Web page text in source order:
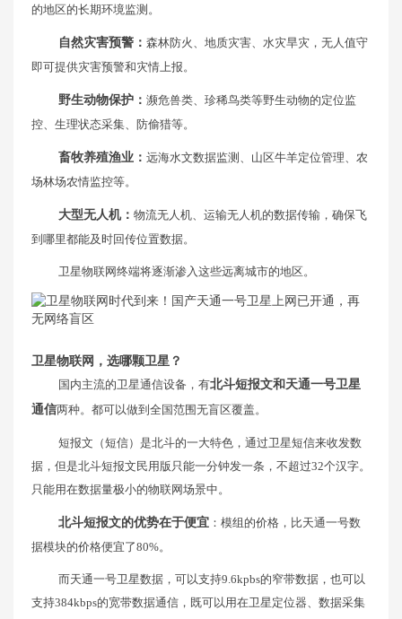
的地区的长期环境监测。
自然灾害预警： 森林防火、地质灾害、水灾旱灾，无人值守
即可提供灾害预警和灾情上报。
野生动物保护： 濒危兽类、珍稀鸟类等野生动物的定位监
控、生理状态采集、防偷猎等。
畜牧养殖渔业： 远海水文数据监测、山区牛羊定位管理、农
场林场农情监控等。
大型无人机： 物流无人机、运输无人机的数据传输，确保飞
到哪里都能及时回传位置数据。
卫星物联网终端将逐渐渗入这些远离城市的地区。
卫星物联网，选哪颗卫星？
国内主流的卫星通信设备，有北斗短报文和天通一号卫星
通信两种。都可以做到全国范围无盲区覆盖。
短报文（短信）是北斗的一大特色，通过卫星短信来收发数
据，但是北斗短报文民用版只能一分钟发一条，不超过32个汉字。
只能用在数据量极小的物联网场景中。
北斗短报文的优势在于便宜 ：模组的价格，比天通一号数
据模块的价格便宜了80%。
而天通一号卫星数据，可以支持9.6kpbs的窄带数据，也可以
支持384kbps的宽带数据通信，既可以用在卫星定位器、数据采集